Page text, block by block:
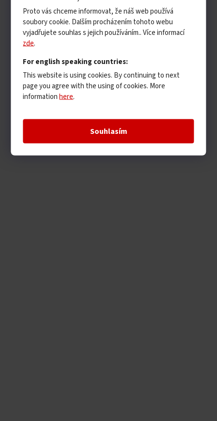
Proto vás chceme informovat, že náš web používá
soubory cookie. Dalším procházením tohoto webu
vyjadřujete souhlas s jejich používáním.. Více informací
zde.
For english speaking countries:
This website is using cookies. By continuing to next
page you agree with the using of cookies. More
informationhere.
Souhlasím